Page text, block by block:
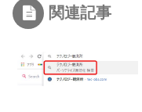
関連記事